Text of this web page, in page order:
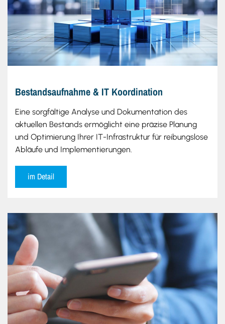
Bestandsaufnahme & IT Koordination
Eine sorgfältige Analyse und Dokumentation des
aktuellen Bestands ermöglicht eine präzise Planung
und Optimierung Ihrer IT-Infrastruktur für reibungslose
Abläufe und Implementierungen.
im Detail